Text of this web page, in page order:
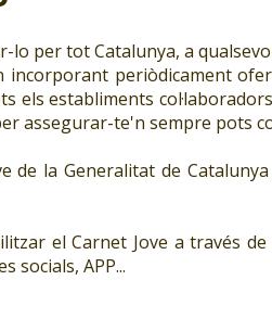
lo per tot Catalunya, a
incorporant periòdicament
els establiments
assegurar-te'n sempre pots
de la Generalitat de
el Carnet Jove a través de
socials, APP...